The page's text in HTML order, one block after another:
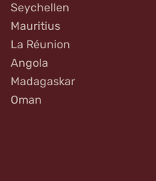
Seychellen
Mauritius
La Réunion
Angola
Madagaskar
Oman